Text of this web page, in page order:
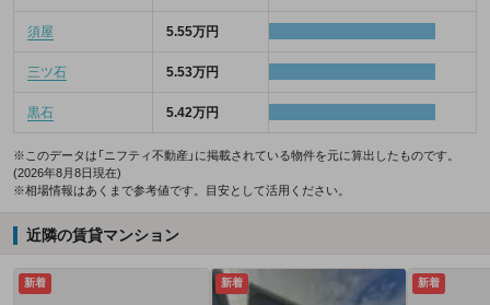
須屋 5.55万円
三ツ石 5.53万円
黒石 5.42万円
※このデータは「ニフティ不動産」に掲載されている物件を元に算出したものです。
(2026年8月8日現在)
※相場情報はあくまで参考値です。目安として活用ください。
近隣の賃貸マンション
新着 新着 新着